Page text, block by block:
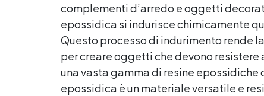
complementi d’arredo e oggetti
epossidica si indurisce chimicamente
Questo processo di indurimento rende
per creare oggetti che devono resistere
una vasta gamma di resine
epossidica è un materiale versatile e